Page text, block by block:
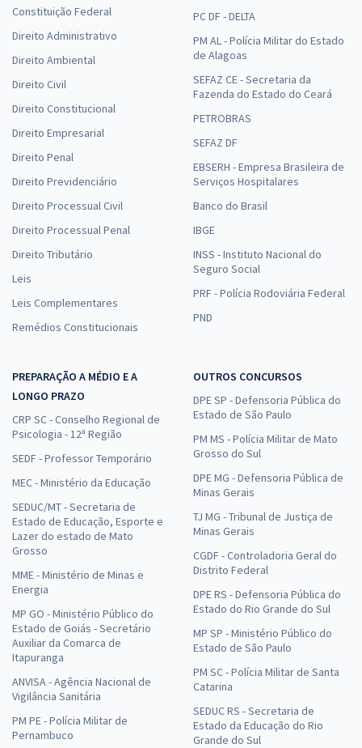
Constituição Federal
Direito Administrativo
Direito Ambiental
Direito Civil
Direito Constitucional
Direito Empresarial
Direito Penal
Direito Previdenciário
Direito Processual Civil
Direito Processual Penal
Direito Tributário
Leis
Leis Complementares
Remédios Constitucionais
PC DF - DELTA
PM AL - Polícia Militar do Estado
de Alagoas
SEFAZ CE - Secretaria da
Fazenda do Estado do Ceará
PETROBRAS
SEFAZ DF
EBSERH - Empresa Brasileira de
Serviços Hospitalares
Banco do Brasil
IBGE
INSS - Instituto Nacional do
Seguro Social
PRF - Polícia Rodoviária Federal
PND
PREPARAÇÃO A MÉDIO E A
LONGO PRAZO
CRP SC - Conselho Regional de
Psicologia - 12ª Região
SEDF - Professor Temporário
MEC - Ministério da Educação
SEDUC/MT - Secretaria de
Estado de Educação, Esporte e
Lazer do estado de Mato
Grosso
MME - Ministério de Minas e
Energia
MP GO - Ministério Público do
Estado de Goiás - Secretário
Auxiliar da Comarca de
Itapuranga
ANVISA - Agência Nacional de
Vigilância Sanitária
PM PE - Polícia Militar de
Pernambuco
OUTROS CONCURSOS
DPE SP - Defensoria Pública do
Estado de São Paulo
PM MS - Polícia Militar de Mato
Grosso do Sul
DPE MG - Defensoria Pública de
Minas Gerais
TJ MG - Tribunal de Justiça de
Minas Gerais
CGDF - Controladoria Geral do
Distrito Federal
DPE RS - Defensoria Pública do
Estado do Rio Grande do Sul
MP SP - Ministério Público do
Estado de São Paulo
PM SC - Polícia Militar de Santa
Catarina
SEDUC RS - Secretaria de
Estado da Educação do Rio
Grande do Sul